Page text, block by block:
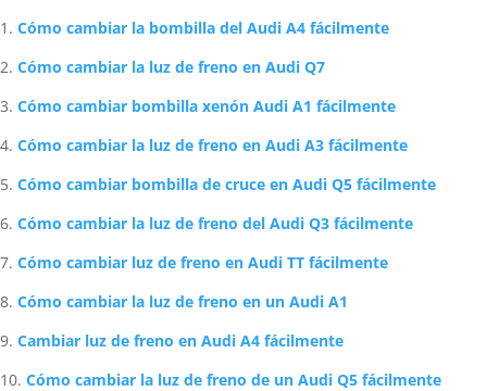
Cómo cambiar la bombilla del Audi A4 fácilmente
Cómo cambiar la luz de freno en Audi Q7
Cómo cambiar bombilla xenón Audi A1 fácilmente
Cómo cambiar la luz de freno en Audi A3 fácilmente
Cómo cambiar bombilla de cruce en Audi Q5 fácilmente
Cómo cambiar la luz de freno del Audi Q3 fácilmente
Cómo cambiar luz de freno en Audi TT fácilmente
Cómo cambiar la luz de freno en un Audi A1
Cambiar luz de freno en Audi A4 fácilmente
Cómo cambiar la luz de freno de un Audi Q5 fácilmente